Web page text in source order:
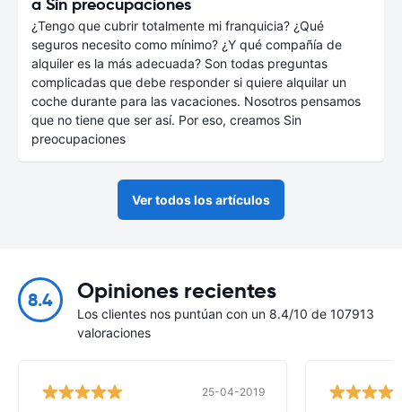
¿Tengo que cubrir totalmente mi franquicia? ¿Qué
seguros necesito como mínimo? ¿Y qué compañía de
alquiler es la más adecuada? Son todas preguntas
complicadas que debe responder si quiere alquilar un
coche durante para las vacaciones. Nosotros pensamos
que no tiene que ser así. Por eso, creamos Sin
preocupaciones
Ver todos los artículos
8.4 Opiniones recientes
Los clientes nos puntúan con un 8.4/10 de 107913
valoraciones
25-04-2019